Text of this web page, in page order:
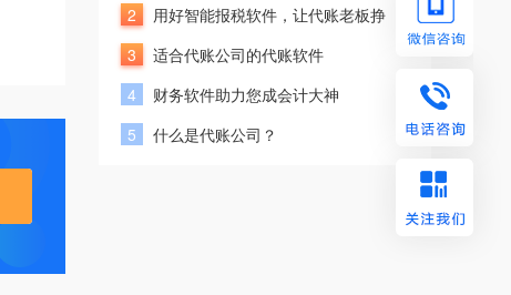
2
用好智能报税软件，让代账老板挣
3
适合代账公司的代账软件
4
财务软件助力您成会计大神
5
什么是代账公司？